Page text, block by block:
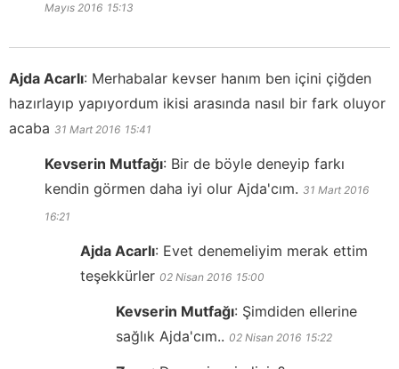
Mayıs 2016 15:13
Ajda Acarlı: Merhabalar kevser hanım ben içini çiğden
hazırlayıp yapıyordum ikisi arasında nasıl bir fark oluyor
acaba 31 Mart 2016 15:41
Kevserin Mutfağı: Bir de böyle deneyip farkı
kendin görmen daha iyi olur Ajda'cım. 31 Mart 2016
16:21
Ajda Acarlı: Evet denemeliyim merak ettim
teşekkürler 02 Nisan 2016 15:00
Kevserin Mutfağı: Şimdiden ellerine
sağlık Ajda'cım.. 02 Nisan 2016 15:22